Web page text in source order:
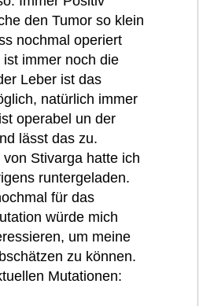
den Tumor so klein
nochmal operiert
immer noch die
Leber ist das
natürlich immer
operabel un der
lässt das zu.
Stivarga hatte ich
runtergeladen.
für das
würde mich
um meine
zu können.
Mutationen: